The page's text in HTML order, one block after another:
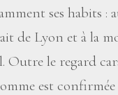
ses habits :
de Lyon et à la
Outre le regard
est